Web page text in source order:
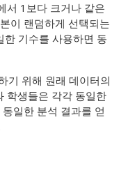
서 1보다 크거나 같은
이 랜덤하게 선택되는
한 기수를 사용하면 동
기 위해 원래 데이터의
학생들은 각각 동일한
일한 분석 결과를 얻